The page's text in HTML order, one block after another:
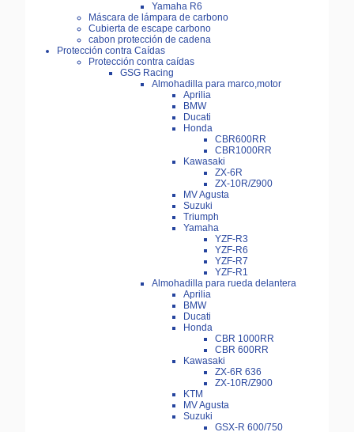
Yamaha R6
Máscara de lámpara de carbono
Cubierta de escape carbono
cabon protección de cadena
Protección contra Caídas
Protección contra caídas
GSG Racing
Almohadilla para marco,motor
Aprilia
BMW
Ducati
Honda
CBR600RR
CBR1000RR
Kawasaki
ZX-6R
ZX-10R/Z900
MV Agusta
Suzuki
Triumph
Yamaha
YZF-R3
YZF-R6
YZF-R7
YZF-R1
Almohadilla para rueda delantera
Aprilia
BMW
Ducati
Honda
CBR 1000RR
CBR 600RR
Kawasaki
ZX-6R 636
ZX-10R/Z900
KTM
MV Agusta
Suzuki
GSX-R 600/750